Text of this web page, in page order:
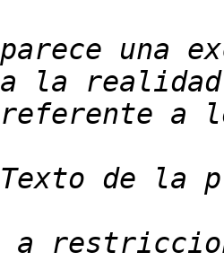
una
a